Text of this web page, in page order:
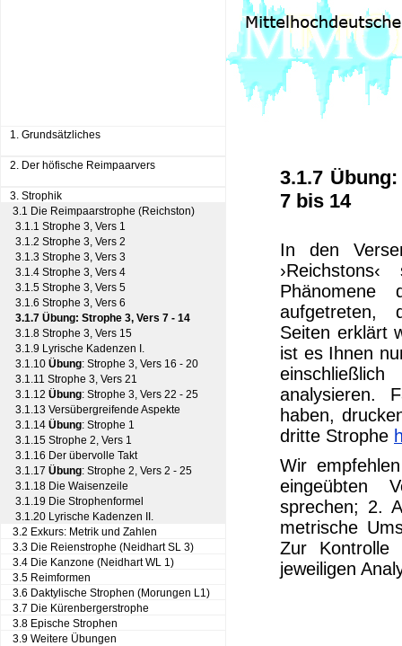
1. Grundsätzliches
2. Der höfische Reimpaarvers
3. Strophik
3.1 Die Reimpaarstrophe (Reichston)
3.1.1 Strophe 3, Vers 1
3.1.2 Strophe 3, Vers 2
3.1.3 Strophe 3, Vers 3
3.1.4 Strophe 3, Vers 4
3.1.5 Strophe 3, Vers 5
3.1.6 Strophe 3, Vers 6
3.1.7 Übung: Strophe 3, Vers 7 - 14
3.1.8 Strophe 3, Vers 15
3.1.9 Lyrische Kadenzen I.
3.1.10 Übung: Strophe 3, Vers 16 - 20
3.1.11 Strophe 3, Vers 21
3.1.12 Übung: Strophe 3, Vers 22 - 25
3.1.13 Versübergreifende Aspekte
3.1.14 Übung: Strophe 1
3.1.15 Strophe 2, Vers 1
3.1.16 Der übervolle Takt
3.1.17 Übung: Strophe 2, Vers 2 - 25
3.1.18 Die Waisenzeile
3.1.19 Die Strophenformel
3.1.20 Lyrische Kadenzen II.
3.2 Exkurs: Metrik und Zahlen
3.3 Die Reienstrophe (Neidhart SL 3)
3.4 Die Kanzone (Neidhart WL 1)
3.5 Reimformen
3.6 Daktylische Strophen (Morungen L1)
3.7 Die Kürenbergerstrophe
3.8 Epische Strophen
3.9 Weitere Übungen
3.1.7
7 bis 14
In den
Phänomene
aufgetreten,
Seiten erklärt
ist es Ihnen
analysieren.
haben,
dritte Strophe
Wir
eingeübten
sprechen; 2.
metrische
Zur
jeweiligen